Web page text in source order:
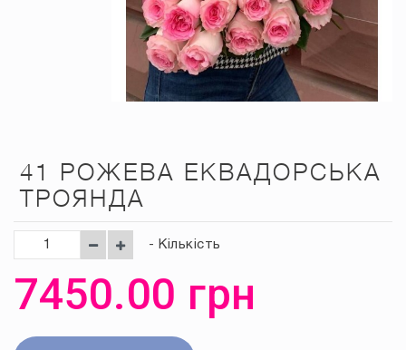
41 РОЖЕВА ЕКВАДОРСЬКА
ТРОЯНДА
- Кількість
7450.00 грн